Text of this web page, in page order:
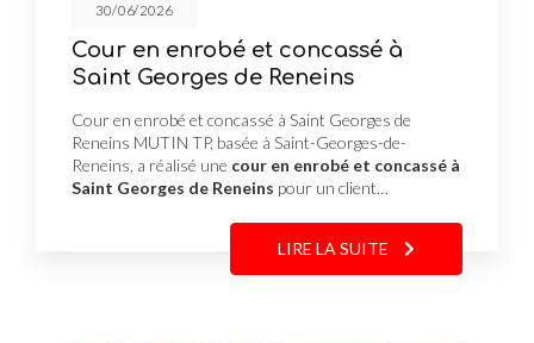
30/06/2026
Cour en enrobé et concassé à
Saint Georges de Reneins
Cour en enrobé et concassé à Saint Georges de
Reneins MUTIN TP, basée à Saint-Georges-de-
Reneins, a réalisé une cour en enrobé et concassé à
Saint Georges de Reneins pour un client…
LIRE LA SUITE